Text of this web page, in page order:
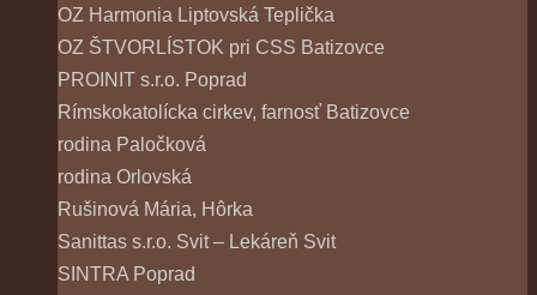
OZ Harmonia Liptovská Teplička
OZ ŠTVORLÍSTOK pri CSS Batizovce
PROINIT s.r.o. Poprad
Rímskokatolícka cirkev, farnosť Batizovce
rodina Paločková
rodina Orlovská
Rušinová Mária, Hôrka
Sanittas s.r.o. Svit – Lekáreň Svit
SINTRA Poprad